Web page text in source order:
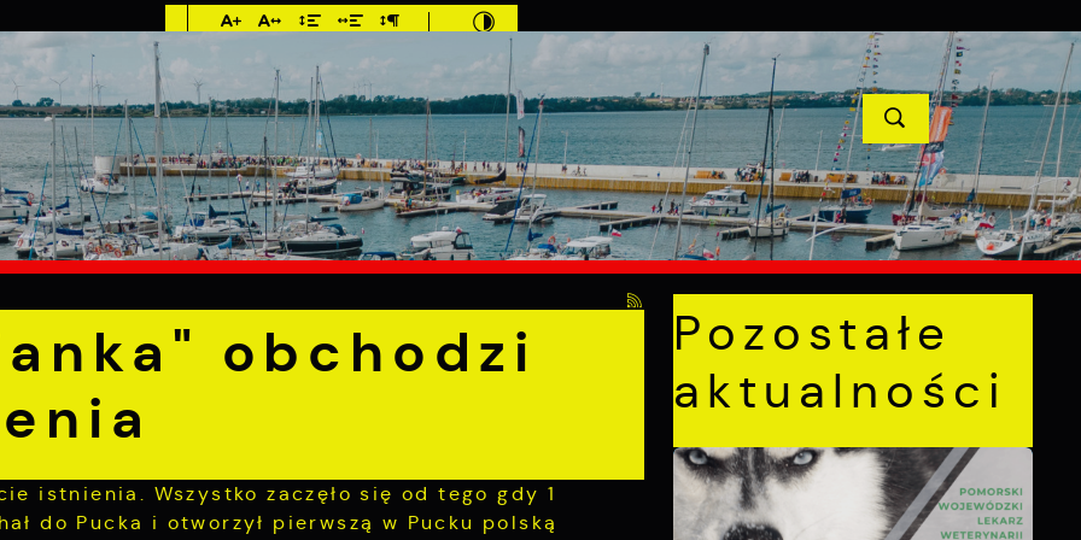
Imieniny: Dorota,
Konrad, Kajetan
MIESZKANIEC TURYSTYKA INWESTYCJE PROJEKTY UNIJNE KONTAKT
obchodzi 125-lecie istnienia POPRZEDNI NASTĘPNY
obchodzi
istnienia. Wszystko zaczęło się od tego gdy 1
do Pucka i otworzył pierwszą w Pucku polską
Pozostałe
aktualności